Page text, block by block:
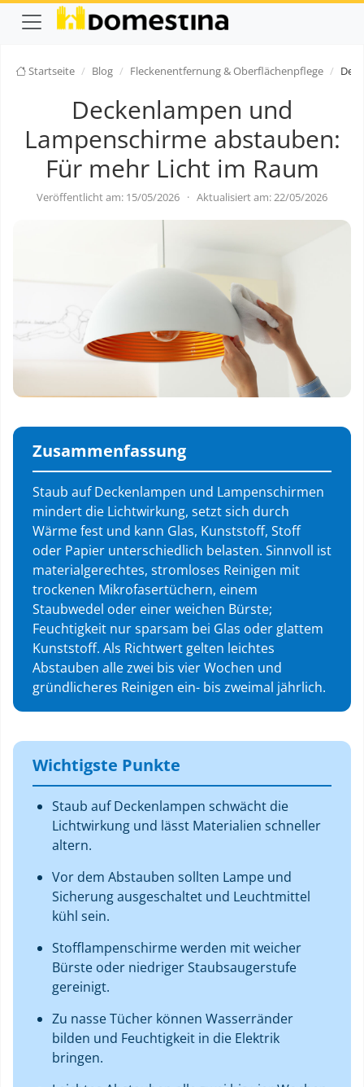
Startseite Blog Fleckenentfernung & Oberflächenpflege
Deckenlampen und
Lampenschirme abstauben:
Für mehr Licht im Raum
Veröffentlicht am: 15/05/2026 · Aktualisiert am: 22/05/2026
Zusammenfassung
Staub auf Deckenlampen und Lampenschirmen
mindert die Lichtwirkung, setzt sich durch
Wärme fest und kann Glas, Kunststoff, Stoff
oder Papier unterschiedlich belasten. Sinnvoll ist
materialgerechtes, stromloses Reinigen mit
trockenen Mikrofasertüchern, einem
Staubwedel oder einer weichen Bürste;
Feuchtigkeit nur sparsam bei Glas oder glattem
Kunststoff. Als Richtwert gelten leichtes
Abstauben alle zwei bis vier Wochen und
gründlicheres Reinigen ein- bis zweimal jährlich.
Wichtigste Punkte
Staub auf Deckenlampen schwächt die
Lichtwirkung und lässt Materialien schneller
altern.
Vor dem Abstauben sollten Lampe und
Sicherung ausgeschaltet und Leuchtmittel
kühl sein.
Stofflampenschirme werden mit weicher
Bürste oder niedriger Staubsaugerstufe
gereinigt.
Zu nasse Tücher können Wasserränder
bilden und Feuchtigkeit in die Elektrik
bringen.